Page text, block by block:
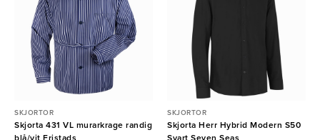
SKJORTOR
Skjorta 431 VL murarkrage randig
SKJORTOR
Skjorta Herr Hybrid Modern S50